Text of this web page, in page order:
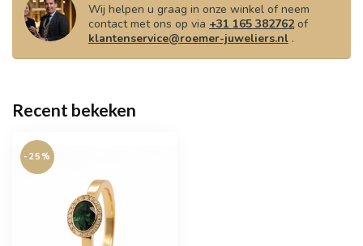
Wij helpen u graag in onze winkel of neem
contact met ons op via +31 165 382762of
klantenservice@roemer-juweliers.nl .
Recent bekeken
-25%